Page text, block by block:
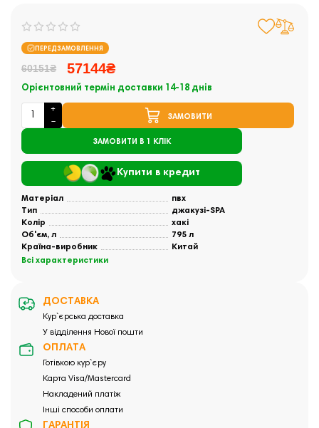
ПЕРЕДЗАМОВЛЕННЯ
60151₴ 57144₴
Орієнтовний термін доставки 14-18 днів
ЗАМОВИТИ
ЗАМОВИТИ В 1 КЛІК
Купити в кредит
Матеріал
пвх
Тип
джакузі-SPA
Колір
хакі
Об'єм, л
795 л
Країна-виробник
Китай
Всі характеристики
ДОСТАВКА
Кур`єрська доставка
У відділення Нової пошти
ОПЛАТА
Готівкою кур`єру
Карта Visa/Mastercard
Накладений платіж
Інші способи оплати